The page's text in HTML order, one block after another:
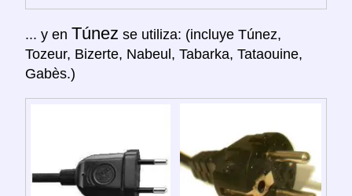
... y en Túnez se utiliza: (incluye Túnez,
Tozeur, Bizerte, Nabeul, Tabarka, Tataouine,
Gabès.)